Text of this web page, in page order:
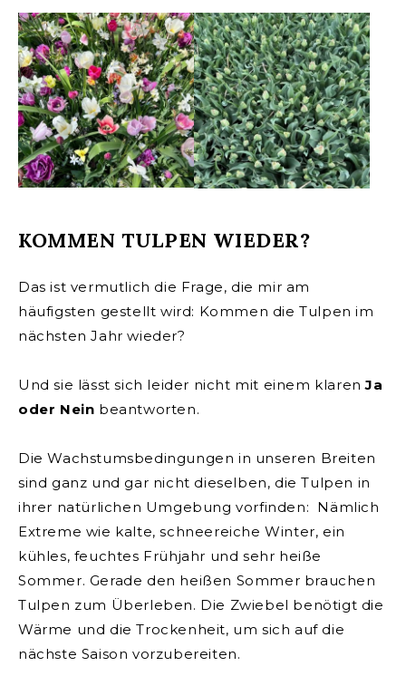
KOMMEN TULPEN WIEDER?
Das ist vermutlich die Frage, die mir am
häufigsten gestellt wird: Kommen die Tulpen im
nächsten Jahr wieder?
Und sie lässt sich leider nicht mit einem klarenJa
oder Nein beantworten.
Die Wachstumsbedingungen in unseren Breiten
sind ganz und gar nicht dieselben, die Tulpen in
ihrer natürlichen Umgebung vorfinden: Nämlich
Extreme wie kalte, schneereiche Winter, ein
kühles, feuchtes Frühjahr und sehr heiße
Sommer. Gerade den heißen Sommer brauchen
Tulpen zum Überleben. Die Zwiebel benötigt die
Wärme und die Trockenheit, um sich auf die
nächste Saison vorzubereiten.